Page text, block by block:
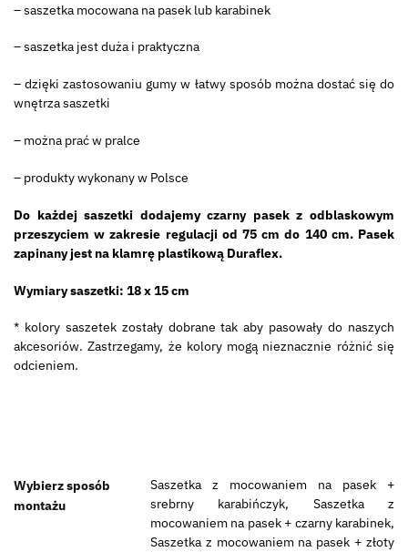
– saszetka mocowana na pasek lub karabinek
– saszetka jest duża i praktyczna
– dzięki zastosowaniu gumy w łatwy sposób można dostać się do
wnętrza saszetki
– można prać w pralce
– produkty wykonany w Polsce
Do każdej saszetki dodajemy czarny pasek z odblaskowym
przeszyciem w zakresie regulacji od 75 cm do 140 cm. Pasek
zapinany jest na klamrę plastikową Duraflex.
Wymiary saszetki: 18 x 15 cm
* kolory saszetek zostały dobrane tak aby pasowały do naszych
akcesoriów. Zastrzegamy, że kolory mogą nieznacznie różnić się
odcieniem.
Wybierz sposób
montażu
Saszetka z mocowaniem na pasek +
srebrny karabińczyk, Saszetka z
mocowaniem na pasek + czarny karabinek,
Saszetka z mocowaniem na pasek + złoty